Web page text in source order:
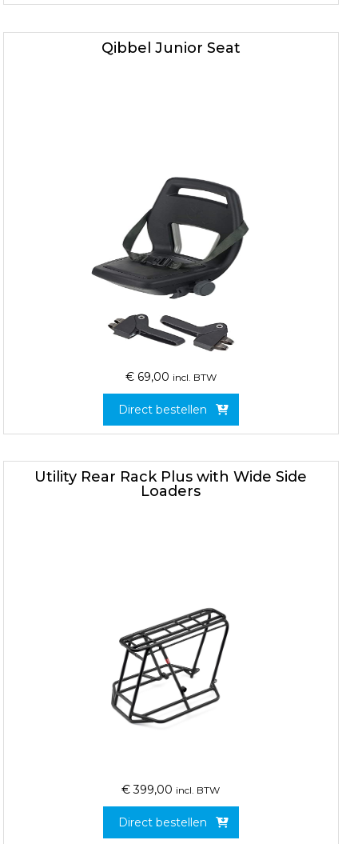
Qibbel Junior Seat
€ 69,00 incl. BTW
Direct bestellen
Utility Rear Rack Plus with Wide Side
Loaders
€ 399,00 incl. BTW
Direct bestellen